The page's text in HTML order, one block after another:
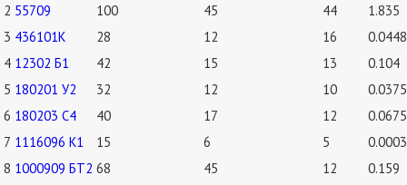
2 55709 100 45 44
1.835
3 436101К 28 12 16
0.0448
4 12302 Б1 42 15 13
0.104
5 180201 У2 32 12 10
0.0375
6 180203 С4 40 17 12
0.0675
7 1116096 К1 15 6 5
0.0003
8 1000909 БТ2 68 45 12
0.159